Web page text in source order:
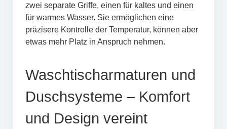
zwei separate Griffe, einen für kaltes und einen
für warmes Wasser. Sie ermöglichen eine
präzisere Kontrolle der Temperatur, können aber
etwas mehr Platz in Anspruch nehmen.
Waschtischarmaturen und
Duschsysteme – Komfort
und Design vereint